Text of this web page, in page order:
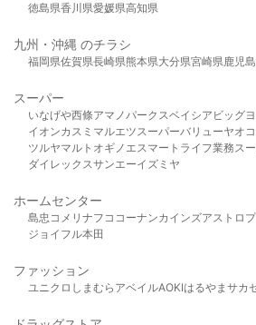
徳島県香川県愛媛県高知県
九州・沖縄 のチラシ
福岡県佐賀県長崎県熊本県大分県宮崎県鹿児
スーパー
いなげや西條アマノパークスベイシア ビッグ
イオンカスミ マルエツスーパーバリューヤオ
ツルヤマルト オギノ エスマート ライフ業務ス
ダイレックスサンエーイズミヤ
ホームセンター
島忠 コメリ ナフコ コーナンカインズアストロ
ジョイフル本田
ファッション
ユニクロ しまむら アベイルAOKIはるやま サカ